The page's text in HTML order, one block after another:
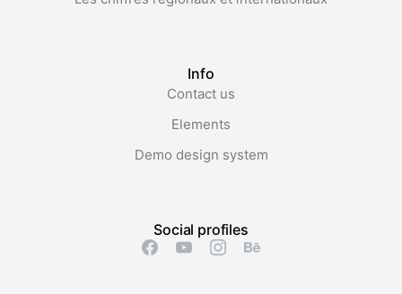
Info
Contact us
Elements
Demo design system
Social profiles